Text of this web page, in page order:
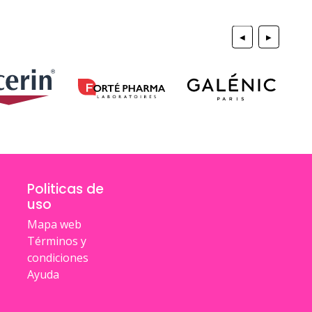
◀ ▶
Politicas de
uso
Mapa web
Términos y
condiciones
Ayuda